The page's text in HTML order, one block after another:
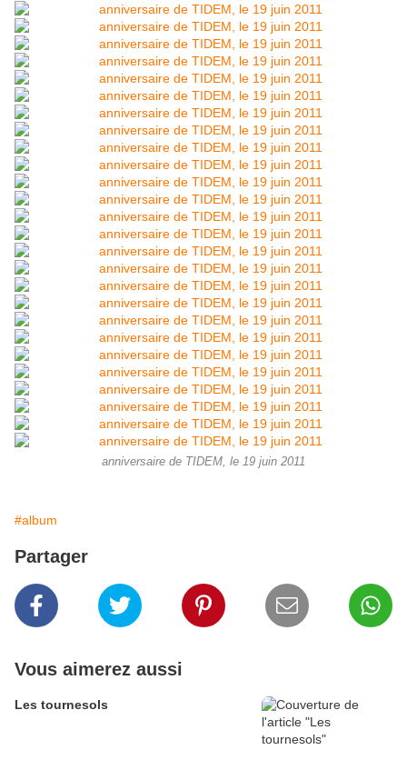
anniversaire de TIDEM, le 19 juin 2011
#album
Partager
Vous aimerez aussi
Les tournesols